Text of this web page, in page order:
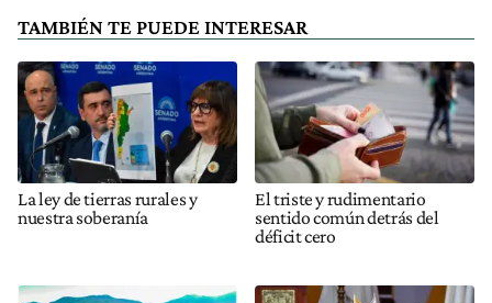
TAMBIÉN TE PUEDE INTERESAR
La ley de tierras rurales y
nuestra soberanía
El triste y rudimentario
sentido común detrás del
déficit cero